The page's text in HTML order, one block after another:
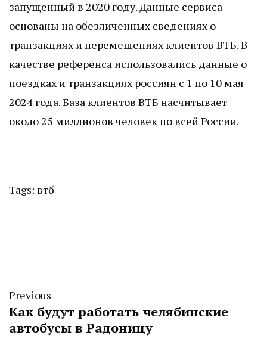
запущенный в 2020 году. Данные сервиса
основаны на обезличенных сведениях о
транзакциях и перемещениях клиентов ВТБ. В
качестве референса использовались данные о
поездках и транзакциях россиян с 1 по 10 мая
2024 года. База клиентов ВТБ насчитывает
около 25 миллионов человек по всей России.
Tags: втб
Previous
Как будут работать челябинские
автобусы в Радоницу